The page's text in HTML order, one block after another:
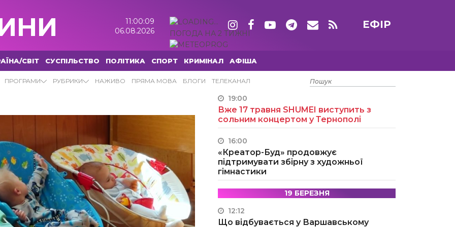
11:00:09
06.08.2026
ПОГОДА НА 2 ТИЖНІ
ЕФІР
СВІТ СУСПІЛЬСТВО ПОЛІТИКА СПОРТ КРИМІНАЛ АФІША
ПРОГРАМИ РУБРИКИ НАЖИВО ПРЯМА МОВА БЛОГИ ТЕЛЕКАНАЛ
15 ТРАВНЯ
19:00
Вже 17 травня SHUMEI виступить з
сольним концертом у Тернополі
16:00
«Креатор-Буд» продовжує
підтримувати збірну з художньої
гімнастики
19 БЕРЕЗНЯ
12:12
Що відбувається у Варшавському